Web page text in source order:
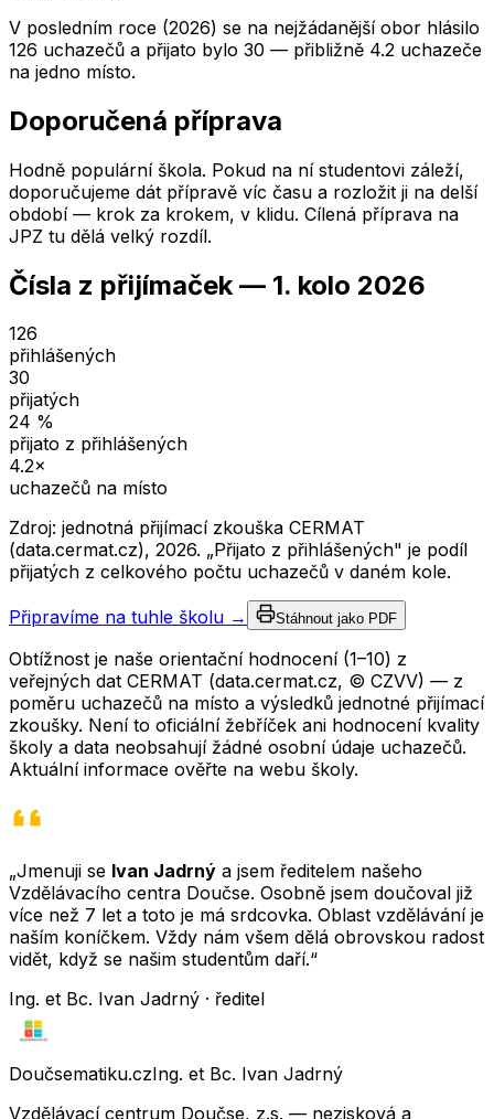
V posledním roce (2026) se na nejžádanější obor hlásilo
126 uchazečů a přijato bylo 30 — přibližně 4.2 uchazeče
na jedno místo.
Doporučená příprava
Hodně populární škola. Pokud na ní studentovi záleží,
doporučujeme dát přípravě víc času a rozložit ji na delší
období — krok za krokem, v klidu. Cílená příprava na
JPZ tu dělá velký rozdíl.
Čísla z přijímaček — 1. kolo 2026
126
přihlášených
30
přijatých
24 %
přijato z přihlášených
4.2×
uchazečů na místo
Zdroj: jednotná přijímací zkouška CERMAT
(data.cermat.cz), 2026. „Přijato z přihlášených" je podíl
přijatých z celkového počtu uchazečů v daném kole.
Připravíme na tuhle školu → Stáhnout jako PDF
Obtížnost je naše orientační hodnocení (1–10) z
veřejných dat CERMAT (data.cermat.cz, © CZVV) — z
poměru uchazečů na místo a výsledků jednotné přijímací
zkoušky. Není to oficiální žebříček ani hodnocení kvality
školy a data neobsahují žádné osobní údaje uchazečů.
Aktuální informace ověřte na webu školy.
„Jmenuji se Ivan Jadrný a jsem ředitelem našeho
Vzdělávacího centra Doučse. Osobně jsem doučoval již
více než 7 let a toto je má srdcovka. Oblast vzdělávání je
naším koníčkem. Vždy nám všem dělá obrovskou radost
vidět, když se našim studentům daří.“
Ing. et Bc. Ivan Jadrný · ředitel
Doučsematiku.czIng. et Bc. Ivan Jadrný
Vzdělávací centrum Doučse, z.s. — nezisková a